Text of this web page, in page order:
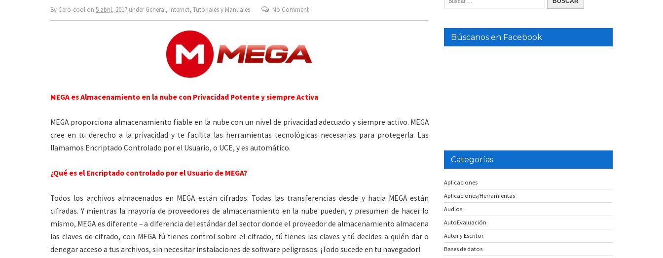
By Cero-cool on 5 abril, 2017 underGeneral, Internet, Tutoriales y Manuales No Comment
MEGA es Almacenamiento en la nube con Privacidad Potente y siempre Activa
MEGA proporciona almacenamiento fiable en la nube con un nivel de privacidad adecuado y siempre activo. MEGA
cree en tu derecho a la privacidad y te facilita las herramientas tecnológicas necesarias para protegerla. Las
llamamos Encriptado Controlado por el Usuario, o UCE, y es automático.
¿Qué es el Encriptado controlado por el Usuario de MEGA?
Todos los archivos almacenados en MEGA están cifrados. Todas las transferencias desde y hacia MEGA están
cifradas. Y mientras la mayoría de proveedores de almacenamiento en la nube pueden, y presumen de hacer lo
mismo, MEGA es diferente – a diferencia del estándar del sector donde el proveedor de almacenamiento almacena
las claves de cifrado, con MEGA tú tienes control sobre el cifrado, tú tienes las claves y tú decides a quién dar o
denegar acceso a tus archivos, sin necesitar instalaciones de software peligrosos. ¡Todo sucede en tu navegador!
Búscanos en Facebook
Categorías
Aplicaciones
Aplicaciones/Herramientas
Audios
AutoEvaluación
Autor y Escritor
Bases de datos